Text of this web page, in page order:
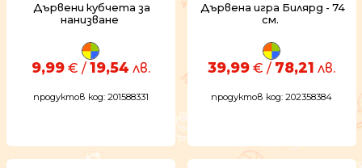
Дървени кубчета за
нанизване
9,99€ / 19,54 лв.
продуктов код: 201588331
Дървена игра Билярд - 74
см.
39,99 € / 78,21 лв.
продуктов код: 202358384